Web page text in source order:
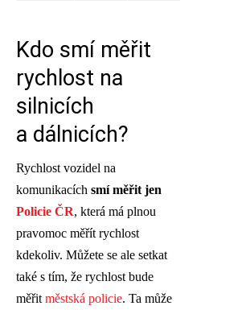
Kdo smí měřit
rychlost na
silnicích
a dálnicích?
Rychlost vozidel na
komunikacích smí měřit jen
Policie ČR, která má plnou
pravomoc měřít rychlost
kdekoliv. Můžete se ale setkat
také s tím, že rychlost bude
měřit městská policie. Ta může